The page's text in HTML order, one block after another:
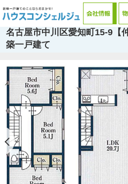
名古屋市中川区愛知町15-9【
築一戸建て